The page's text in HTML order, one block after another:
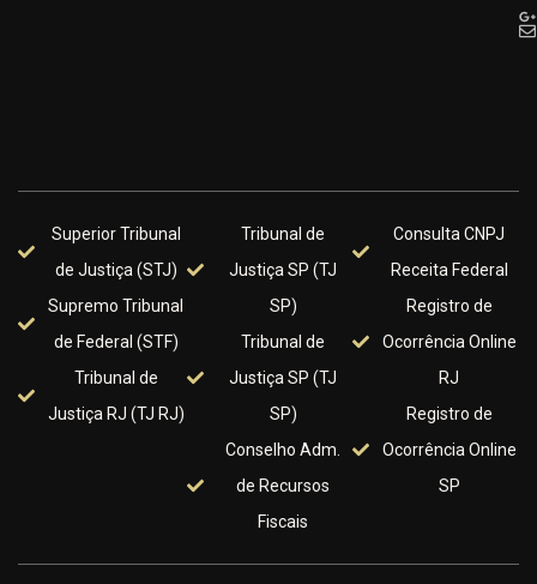
Superior Tribunal
de Justiça (STJ)
Supremo Tribunal
de Federal (STF)
Tribunal de
Justiça RJ (TJ RJ)
Tribunal de
Justiça SP (TJ
SP)
Tribunal de
Justiça SP (TJ
SP)
Conselho Adm.
de Recursos
Fiscais
Consulta CNPJ
Receita Federal
Registro de
Ocorrência Online
RJ
Registro de
Ocorrência Online
SP